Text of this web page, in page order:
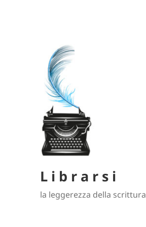
L i b r a r s i
la leggerezza della scrittura